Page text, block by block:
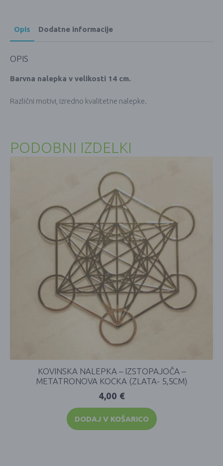
Opis Dodatne informacije
OPIS
Barvna nalepka v velikosti 14 cm.
Različni motivi, izredno kvalitetne nalepke.
PODOBNI IZDELKI
KOVINSKA NALEPKA – IZSTOPAJOČA –
METATRONOVA KOCKA (ZLATA- 5,5CM)
4,00 €
DODAJ V KOŠARICO